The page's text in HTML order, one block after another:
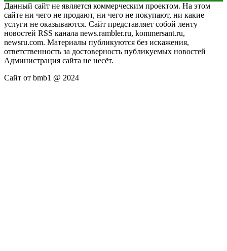
Данный сайт не является коммерческим проектом. На этом
сайте ни чего не продают, ни чего не покупают, ни какие
услуги не оказываются. Сайт представляет собой ленту
новостей RSS канала news.rambler.ru, kommersant.ru,
newsru.com. Материалы публикуются без искажения,
ответственность за достоверность публикуемых новостей
Администрация сайта не несёт.
Сайт от bmb1 @ 2024